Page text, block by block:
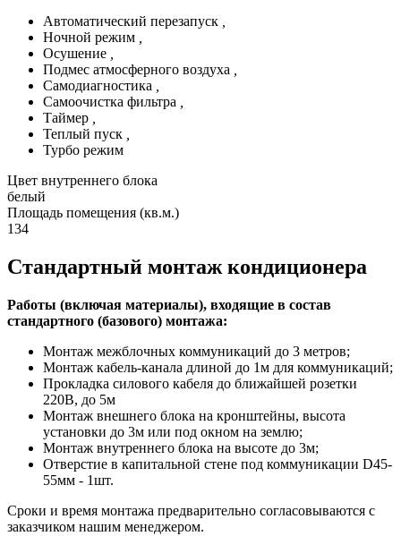
Автоматический перезапуск
Ночной режим
Осушение
Подмес атмосферного воздуха
Самодиагностика
Самоочистка фильтра
Таймер
Теплый пуск
Турбо режим
Цвет внутреннего блока
белый
Площадь помещения (кв.м.)
134
Стандартный монтаж кондиционера
Работы (включая материалы), входящие в состав
стандартного (базового) монтажа:
Монтаж межблочных коммуникаций до 3 метров;
Монтаж кабель-канала длиной до 1м для коммуникаций;
Прокладка силового кабеля до ближайшей розетки
220В, до 5м
Монтаж внешнего блока на кронштейны, высота
установки до 3м или под окном на землю;
Монтаж внутреннего блока на высоте до 3м;
Отверстие в капитальной стене под коммуникации D45-
55мм - 1шт.
Сроки и время монтажа предварительно согласовываются с
заказчиком нашим менеджером.